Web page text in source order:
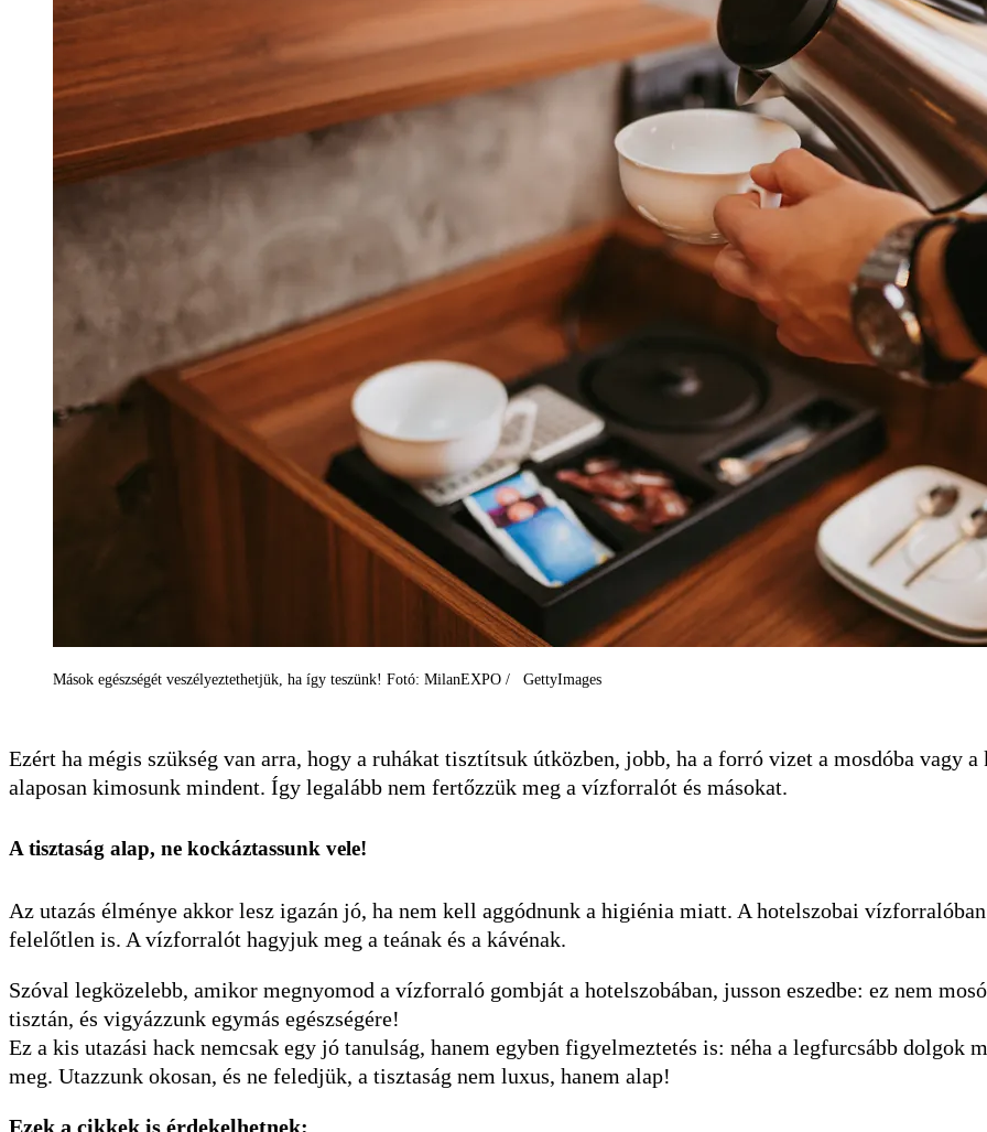
Mások egészségét veszélyeztethetjük, ha így teszünk! Fotó: MilanEXPO / GettyImages
Ezért ha mégis szükség van arra, hogy a ruhákat tisztítsuk útközben, jobb, ha a forró vizet a mosdóba vagy
alaposan kimosunk mindent. Így legalább nem fertőzzük meg a vízforralót és másokat.
A tisztaság alap, ne kockáztassunk vele!
Az utazás élménye akkor lesz igazán jó, ha nem kell aggódnunk a higiénia miatt. A hotelszobai
felelőtlen is. A vízforralót hagyjuk meg a teának és a kávénak.
Szóval legközelebb, amikor megnyomod a vízforraló gombját a hotelszobában, jusson eszedbe: ez nem
tisztán, és vigyázzunk egymás egészségére!
Ez a kis utazási hack nemcsak egy jó tanulság, hanem egyben figyelmeztetés is: néha a legfurcsább dolgok
meg. Utazzunk okosan, és ne feledjük, a tisztaság nem luxus, hanem alap!
Ezek a cikkek is érdekelhetnek: